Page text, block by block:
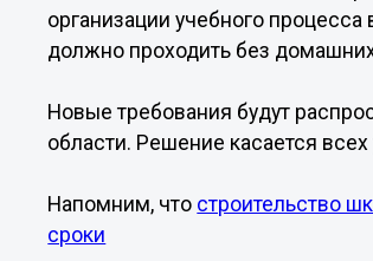
организации учебного
должно проходить без
Новые требования будут
области. Решение касается
Напомним, что строительство
сроки